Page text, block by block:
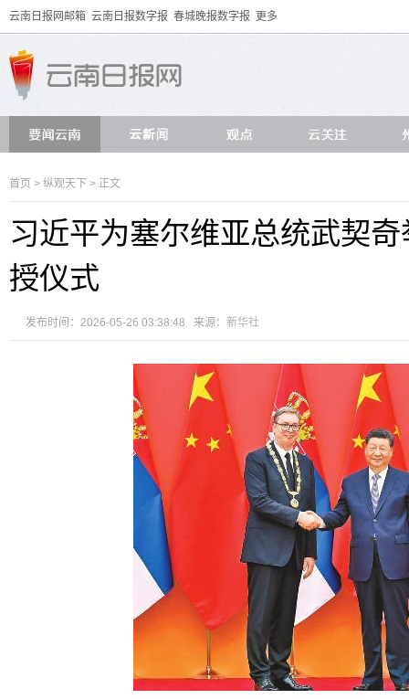
云南日报网邮箱 云南日报数字报 春城晚报数字报 更多
首页 > 纵观天下 > 正文
习近平为塞尔维亚总统武契
授仪式
发布时间：2026-05-26 03:38:48 来源： 新华社